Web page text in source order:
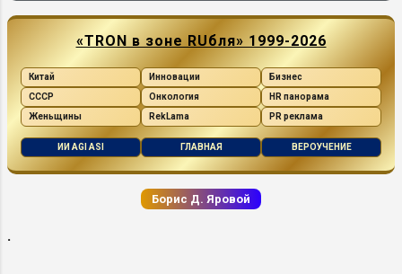
«TRON в зоне RUбля» 1999-2026
Китай
СССР
Женьщины
Инновации
Онкология
RekLama
Бизнес
HR панорама
PR реклама
ИИ AGI ASI ГЛАВНАЯ ВЕРОУЧЕНИЕ
Борис Д. Яровой
.